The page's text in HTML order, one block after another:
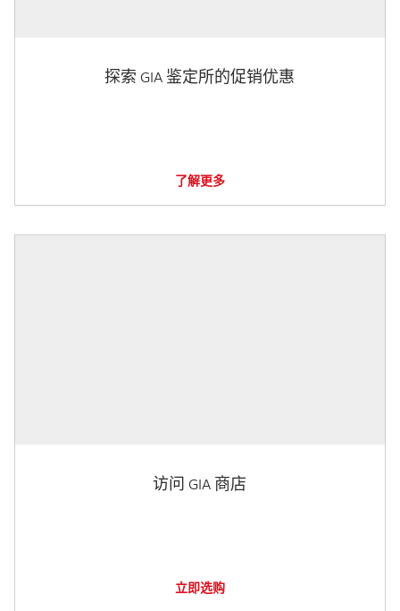
探索 GIA 鉴定所的促销优惠
了解更多
访问 GIA 商店
立即选购